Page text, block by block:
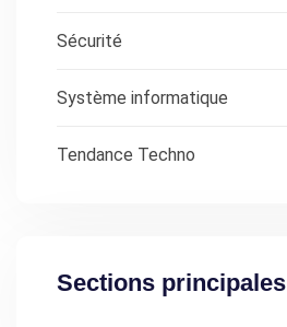
Sécurité
Système informatique
Tendance Techno
Sections principales